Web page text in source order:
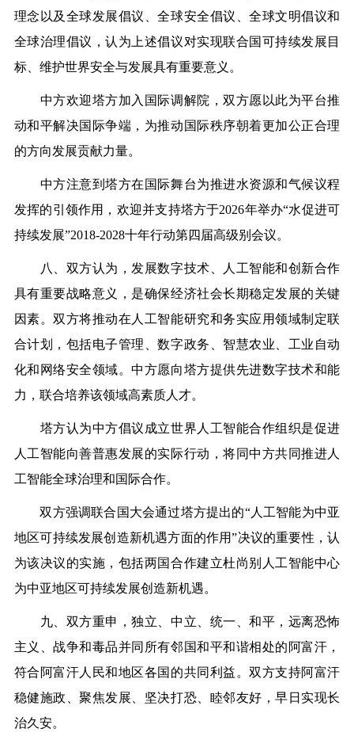
理念以及全球发展倡议、全球安全倡议、全球文明倡议和
全球治理倡议，认为上述倡议对实现联合国可持续发展目
标、维护世界安全与发展具有重要意义。
中方欢迎塔方加入国际调解院，双方愿以此为平台推
动和平解决国际争端，为推动国际秩序朝着更加公正合理
的方向发展贡献力量。
中方注意到塔方在国际舞台为推进水资源和气候议程
发挥的引领作用，欢迎并支持塔方于2026年举办“水促进可
持续发展”2018-2028十年行动第四届高级别会议。
八、双方认为，发展数字技术、人工智能和创新合作
具有重要战略意义，是确保经济社会长期稳定发展的关键
因素。双方将推动在人工智能研究和务实应用领域制定联
合计划，包括电子管理、数字政务、智慧农业、工业自动
化和网络安全领域。中方愿向塔方提供先进数字技术和能
力，联合培养该领域高素质人才。
塔方认为中方倡议成立世界人工智能合作组织是促进
人工智能向善普惠发展的实际行动，将同中方共同推进人
工智能全球治理和国际合作。
双方强调联合国大会通过塔方提出的“人工智能为中亚
地区可持续发展创造新机遇方面的作用”决议的重要性，认
为该决议的实施，包括两国合作建立杜尚别人工智能中心
为中亚地区可持续发展创造新机遇。
九、双方重申，独立、中立、统一、和平，远离恐怖
主义、战争和毒品并同所有邻国和平和谐相处的阿富汗，
符合阿富汗人民和地区各国的共同利益。双方支持阿富汗
稳健施政、聚焦发展、坚决打恐、睦邻友好，早日实现长
治久安。